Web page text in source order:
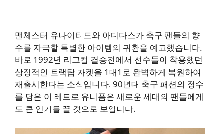
맨체스터 유나이티드와 아디다스가 축구 팬들의 향
수를 자극할 특별한 아이템의 귀환을 예고했습니다.
바로 1992년 리그컵 결승전에서 선수들이 착용했던
상징적인 트랙탑 자켓을 1대1로 완벽하게 복원하여
재출시한다는 소식입니다. 90년대 축구 패션의 정수
를 담은 이 레트로 유니폼은 새로운 세대의 팬들에게
도 큰 인기를 끌 것으로 보입니다.